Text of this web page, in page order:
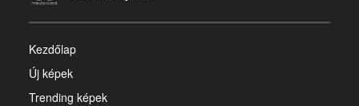
Kezdőlap
Új képek
Trending képek